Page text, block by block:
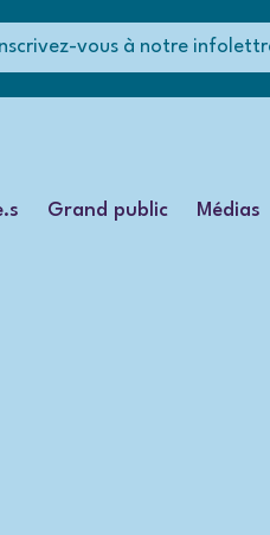
Inscrivez-vous à notre
Grand public Médias